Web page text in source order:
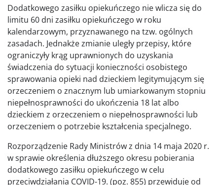
Dodatkowego zasiłku opiekuńczego nie wlicza się do
limitu 60 dni zasiłku opiekuńczego w roku
kalendarzowym, przyznawanego na tzw. ogólnych
zasadach. Jednakże zmianie uległy przepisy, które
ograniczyły krąg uprawnionych do uzyskania
świadczenia do sytuacji konieczności osobistego
sprawowania opieki nad dzieckiem legitymującym się
orzeczeniem o znacznym lub umiarkowanym stopniu
niepełnosprawności do ukończenia 18 lat albo
dzieckiem z orzeczeniem o niepełnosprawności lub
orzeczeniem o potrzebie kształcenia specjalnego.
Rozporządzenie Rady Ministrów z dnia 14 maja 2020 r.
w sprawie określenia dłuższego okresu pobierania
dodatkowego zasiłku opiekuńczego w celu
przeciwdziałania COVID-19. (poz. 855) przewiduje od